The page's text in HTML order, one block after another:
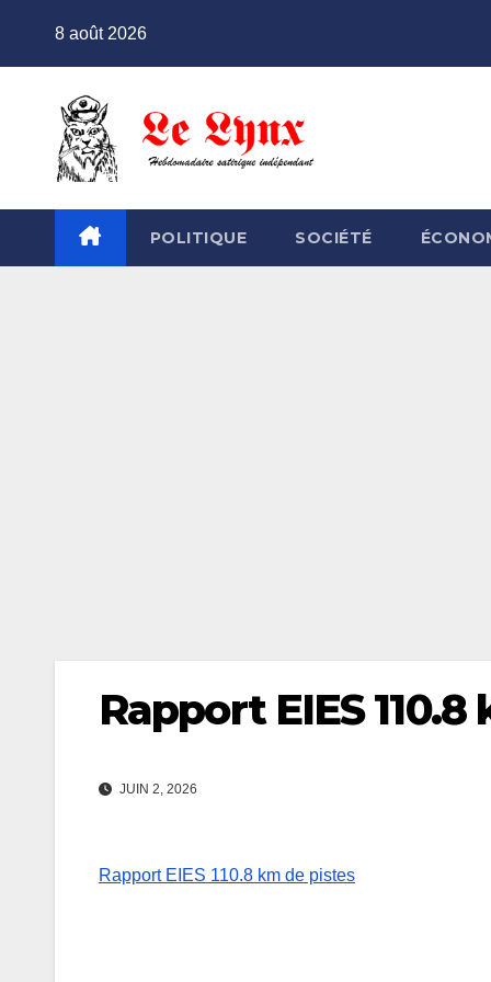
8 août 2026
POLITIQUE SOCIÉTÉ
Rapport EIES
JUIN 2, 2026
Rapport EIES 110.8 km de pistes